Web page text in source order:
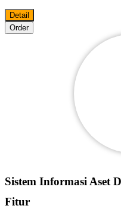
Detail
Order
Sistem Informasi Aset
Fitur